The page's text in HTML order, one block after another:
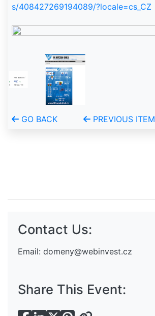
s/408427269194089/?locale=cs_CZ
GO BACK PREVIOUS ITEM
Contact Us:
Email: domeny@webinvest.cz
Share This Event: